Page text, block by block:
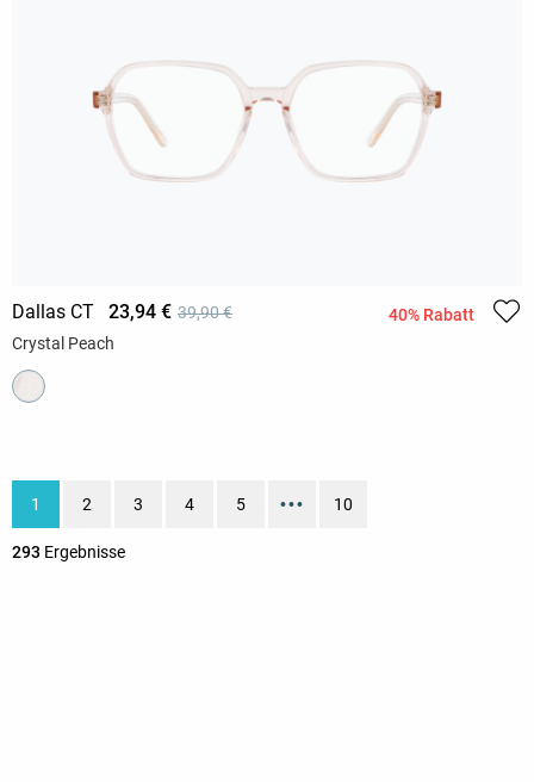
Dallas CT 23,94 € 39,90 €
40% Rabatt
Crystal Peach
293 Ergebnisse
1 2 3 4 5 ••• 10